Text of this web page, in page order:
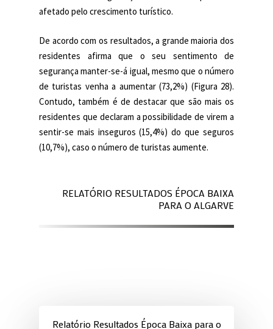
afetado pelo crescimento turístico.
De acordo com os resultados, a grande maioria dos
residentes afirma que o seu sentimento de
segurança manter-se-á igual, mesmo que o número
de turistas venha a aumentar (73,2%) (Figura 28).
Contudo, também é de destacar que são mais os
residentes que declaram a possibilidade de virem a
sentir-se mais inseguros (15,4%) do que seguros
(10,7%), caso o número de turistas aumente.
RELATÓRIO RESULTADOS ÉPOCA BAIXA
PARA O ALGARVE
Relatório Resultados Época Baixa para o